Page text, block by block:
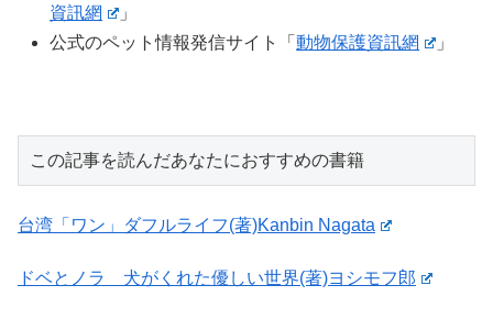
資訊網
」
公式のペット情報発信サイト「動物保護資訊網 」
この記事を読んだあなたにおすすめの書籍
台湾「ワン」ダフルライフ(著)Kanbin Nagata
ドベとノラ 犬がくれた優しい世界(著)ヨシモフ郎